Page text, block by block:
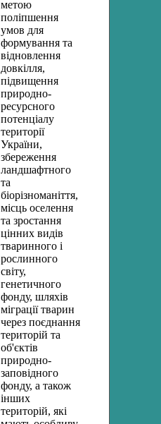
метою
поліпшення
умов для
формування та
відновлення
довкілля,
підвищення
природно-
ресурсного
потенціалу
території
України,
збереження
ландшафтного
та
біорізноманіття,
місць оселення
та зростання
цінних видів
тваринного і
рослинного
світу,
генетичного
фонду, шляхів
міграції тварин
через поєднання
територій та
об'єктів
природно-
заповідного
фонду, а також
інших
територій, які